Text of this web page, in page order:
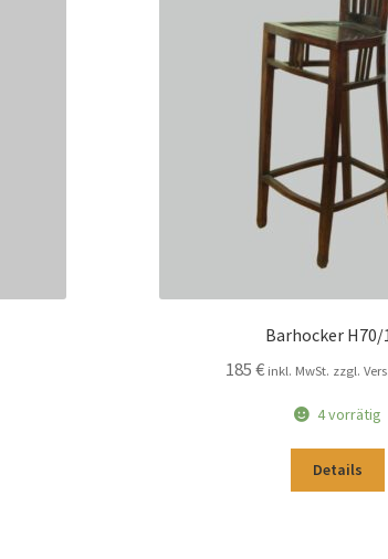
Barhocker H70/
185€ inkl. MwSt. zzgl.
4 vorrätig
Details